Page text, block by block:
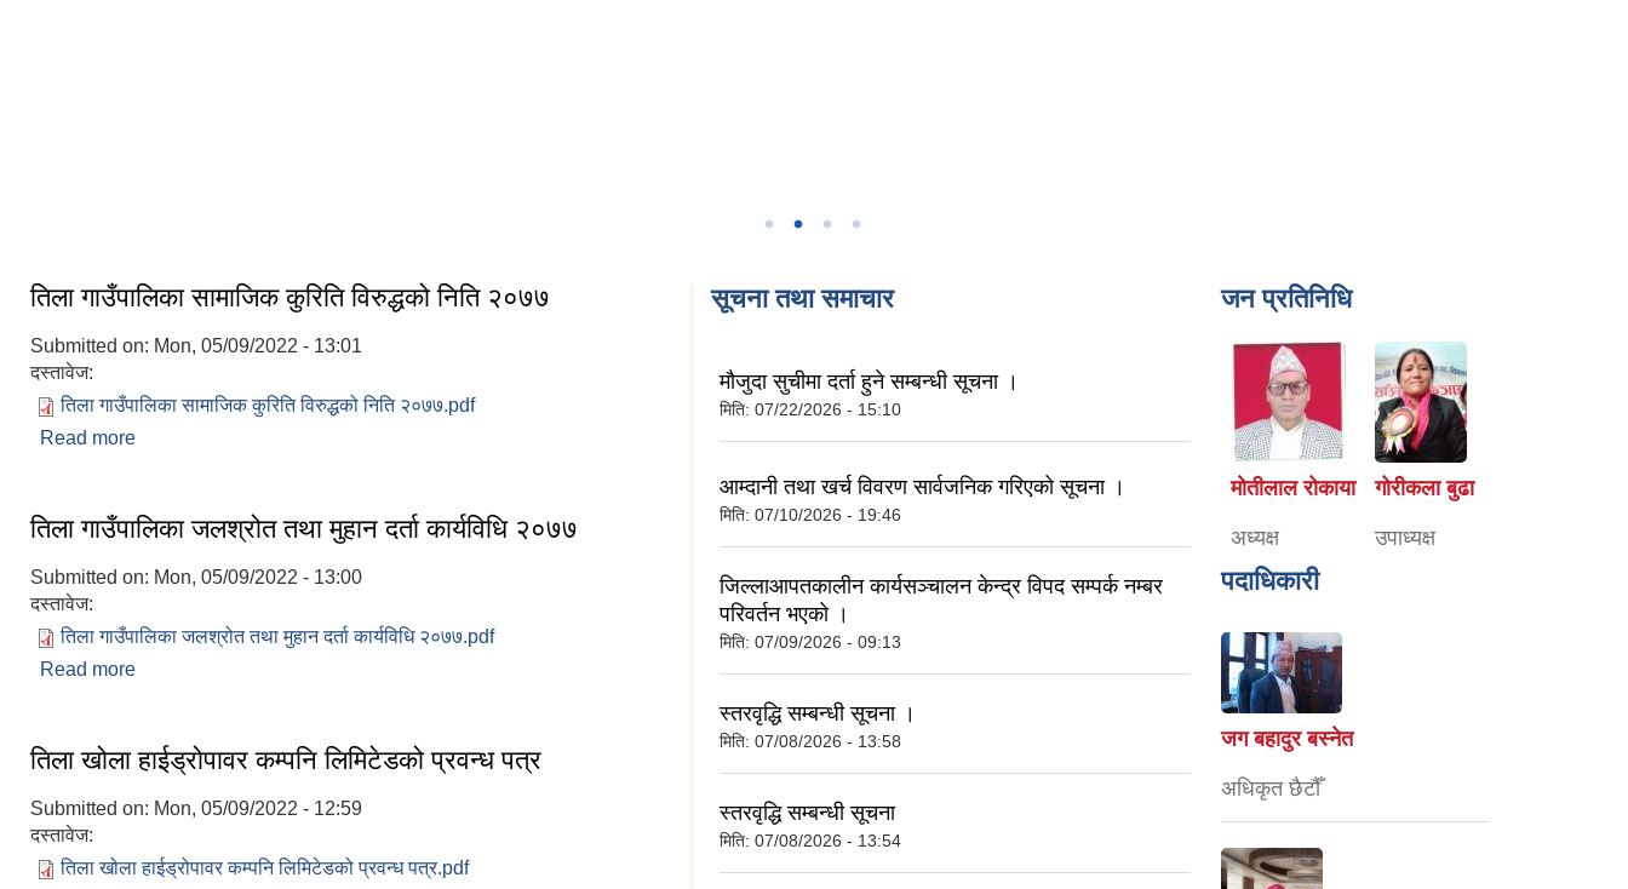
तिला गाउँपालिका सामाजिक कुरिति विरुद्धको निति २०७७
Submitted on: Mon, 05/09/2022 - 13:01
दस्तावेज:
तिला गाउँपालिका सामाजिक कुरिति विरुद्धको निति २०७७.pdf
Read more
तिला गाउँपालिका जलश्रोत तथा मुहान दर्ता कार्यविधि २०७७
Submitted on: Mon, 05/09/2022 - 13:00
दस्तावेज:
तिला गाउँपालिका जलश्रोत तथा मुहान दर्ता कार्यविधि २०७७.pdf
Read more
तिला खोला हाईड्रोपावर कम्पनि लिमिटेडको प्रवन्ध पत्र
Submitted on: Mon, 05/09/2022 - 12:59
दस्तावेज:
तिला खोला हाईड्रोपावर कम्पनि लिमिटेडको प्रवन्ध पत्र.pdf
सूचना तथा समाचार
मौजुदा सुचीमा दर्ता हुने सम्बन्धी सूचना ।
मिति: 07/22/2026 - 15:10
आम्दानी तथा खर्च विवरण सार्वजनिक गरिएको सूचना ।
मिति: 07/10/2026 - 19:46
जिल्लाआपतकालीन कार्यसञ्चालन केन्द्र विपद सम्पर्क नम्बर
परिवर्तन भएको ।
मिति: 07/09/2026 - 09:13
स्तरवृद्धि सम्बन्धी सूचना ।
मिति: 07/08/2026 - 13:58
स्तरवृद्धि सम्बन्धी सूचना
मिति: 07/08/2026 - 13:54
जन प्रतिनिधि
मोतीलाल रोकाया
अध्यक्ष
गोरीकला बुढा
उपाध्यक्ष
पदाधिकारी
जग बहादुर बस्नेत
अधिकृत छैटौँ